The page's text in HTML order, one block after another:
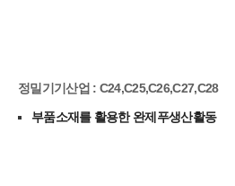
정밀기기산업 : C24,C25,C26,C27,C28
부품소재를 활용한 완제푸생산활동